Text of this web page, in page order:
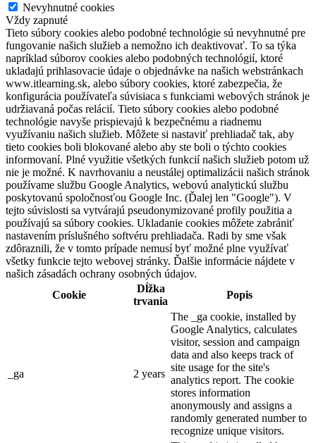
Nevyhnutné cookies
Vždy zapnuté
Tieto súbory cookies alebo podobné technológie sú nevyhnutné pre
fungovanie našich služieb a nemožno ich deaktivovať. To sa týka
napríklad súborov cookies alebo podobných technológií, ktoré
ukladajú prihlasovacie údaje o objednávke na našich webstránkach
www.itlearning.sk, alebo súbory cookies, ktoré zabezpečia, že
konfigurácia používateľa súvisiaca s funkciami webových stránok je
udržiavaná počas relácií. Tieto súbory cookies alebo podobné
technológie navyše prispievajú k bezpečnému a riadnemu
využívaniu našich služieb. Môžete si nastaviť prehliadač tak, aby
tieto cookies boli blokované alebo aby ste boli o týchto cookies
informovaní. Plné využitie všetkých funkcií našich služieb potom už
nie je možné. K navrhovaniu a neustálej optimalizácii našich stránok
používame službu Google Analytics, webovú analytickú službu
poskytovanú spoločnosťou Google Inc. (Ďalej len "Google"). V
tejto súvislosti sa vytvárajú pseudonymizované profily použitia a
používajú sa súbory cookies. Ukladanie cookies môžete zabrániť
nastavením príslušného softvéru prehliadača. Radi by sme však
zdôraznili, že v tomto prípade nemusí byť možné plne využívať
všetky funkcie tejto webovej stránky. Ďalšie informácie nájdete v
našich zásadách ochrany osobných údajov.
Cookie
Dĺžka
trvania
Popis
_ga 2 years
The _ga cookie, installed by
Google Analytics, calculates
visitor, session and campaign
data and also keeps track of
site usage for the site's
analytics report. The cookie
stores information
anonymously and assigns a
randomly generated number to
recognize unique visitors.